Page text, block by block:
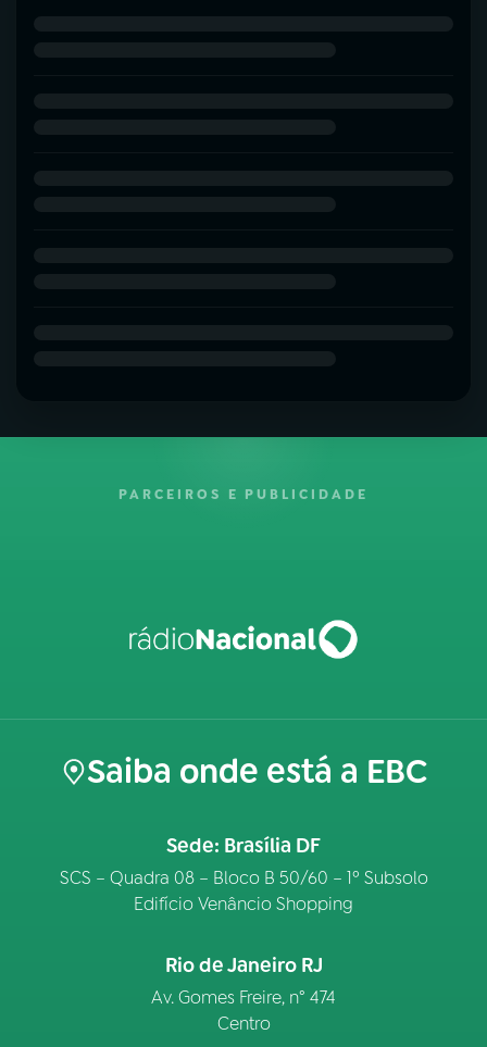
PARCEIROS E PUBLICIDADE
Saiba onde está a EBC
Sede: Brasília DF
SCS – Quadra 08 – Bloco B 50/60 – 1º Subsolo
Edifício Venâncio Shopping
Rio de Janeiro RJ
Av. Gomes Freire, n° 474
Centro